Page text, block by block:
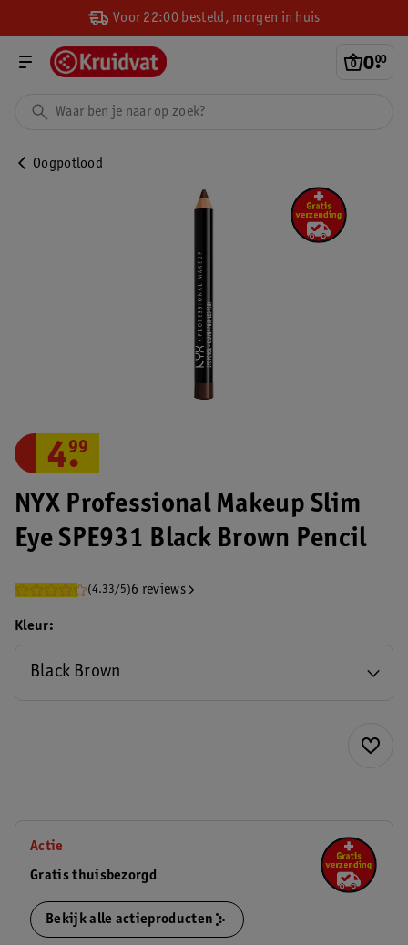
Voor 22:00 besteld, morgen in huis
0.
00
Oogpotlood
NYX Professional Makeup Slim
Eye SPE931 Black Brown Pencil
(4.33/5)6 reviews
4.
99
Kleur
Black Brown
Actie
Gratis thuisbezorgd
Bekijk alle actieproducten